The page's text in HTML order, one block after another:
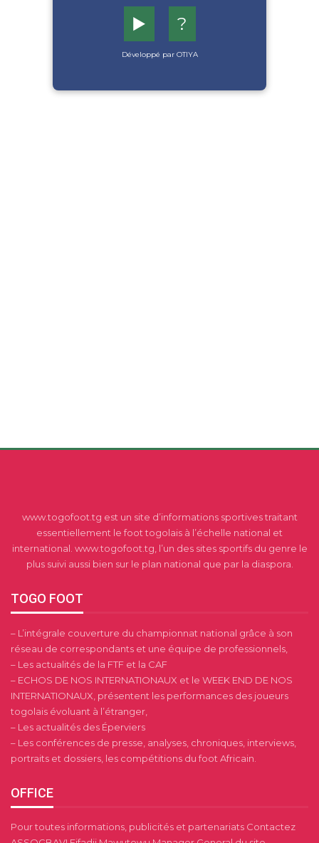
▶️ ?
Développé par OTIYA
www.togofoot.tg est un site d’informations sportives traitant
essentiellement le foot togolais à l’échelle national et
international. www.togofoot.tg, l’un des sites sportifs du genre le
plus suivi aussi bien sur le plan national que par la diaspora.
TOGO FOOT
– L’intégrale couverture du championnat national grâce à son
réseau de correspondants et une équipe de professionnels,
– Les actualités de la FTF et la CAF
– ECHOS DE NOS INTERNATIONAUX et le WEEK END DE NOS
INTERNATIONAUX, présentent les performances des joueurs
togolais évoluant à l’étranger,
– Les actualités des Éperviers
– Les conférences de presse, analyses, chroniques, interviews,
portraits et dossiers, les compétitions du foot Africain.
OFFICE
Pour toutes informations, publicités et partenariats Contactez